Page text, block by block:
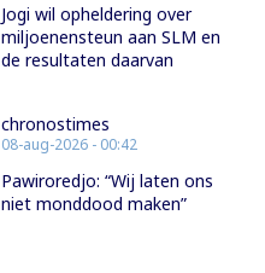
Jogi wil opheldering over
miljoenensteun aan SLM en
de resultaten daarvan
chronostimes
08-aug-2026 - 00:42
Pawiroredjo: “Wij laten ons
niet monddood maken”